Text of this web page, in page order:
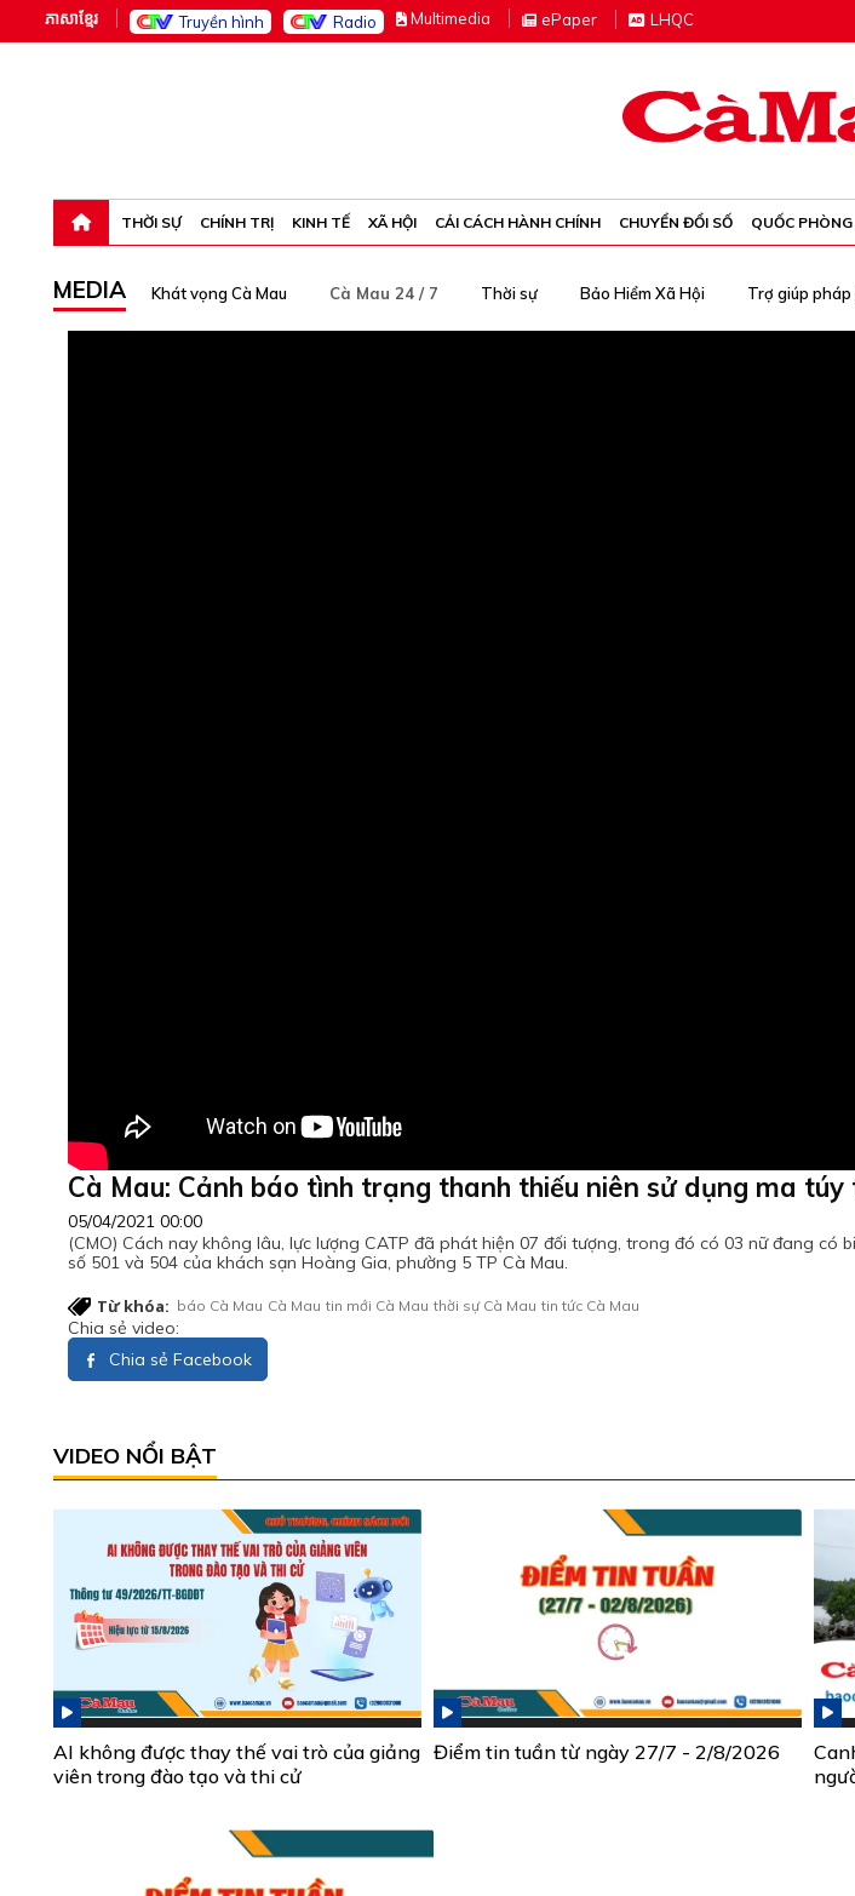
ភាសាខ្មែរ Truyền hình Radio Multimedia ePaper LHQC
THỜI SỰ CHÍNH TRỊ KINH TẾ XÃ HỘI CẢI CÁCH HÀNH CHÍNH CHUYỂN ĐỔI SỐ QUỐC
MEDIA Khát vọng Cà Mau Cà Mau 24 / 7 Thời sự Bảo Hiểm Xã Hội Trợ giúp pháp
Cà Mau: Cảnh báo tình trạng thanh thiếu niên sử dụng ma
05/04/2021 00:00
(CMO) Cách nay không lâu, lực lượng CATP đã phát hiện 07 đối tượng, trong đó có 03 nữ đang có
số 501 và 504 của khách sạn Hoàng Gia, phường 5 TP Cà Mau.
Từ khóa: báo Cà Mau Cà Mau tin mới Cà Mau thời sự Cà Mau tin tức Cà Mau
Chia sẻ video:
Chia sẻ Facebook
VIDEO NỔI BẬT
AI không được thay thế vai trò của giảng
viên trong đào tạo và thi cử
Điểm tin tuần từ ngày 27/7 - 2/8/2026